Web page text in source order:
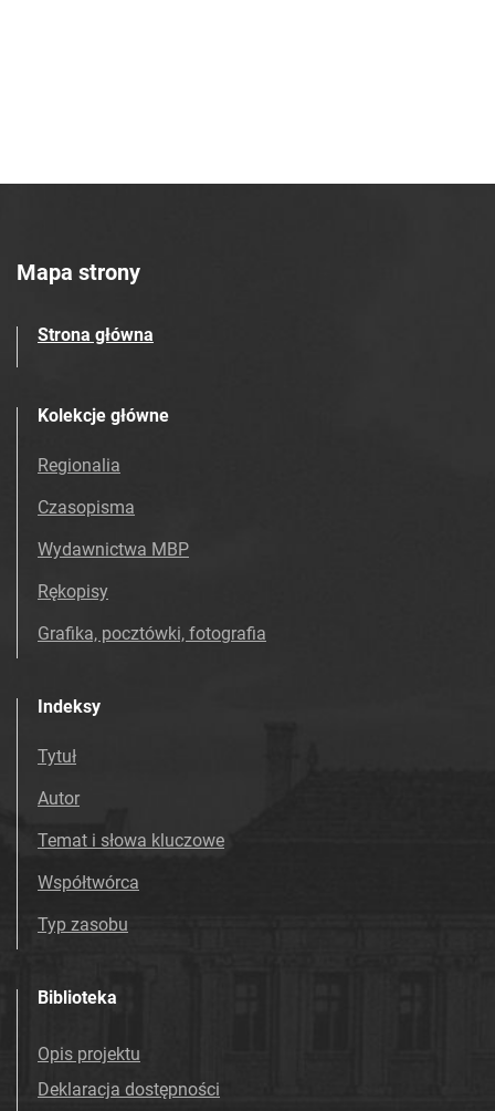
Mapa strony
Strona główna
Kolekcje główne
Regionalia
Czasopisma
Wydawnictwa MBP
Rękopisy
Grafika, pocztówki, fotografia
Indeksy
Tytuł
Autor
Temat i słowa kluczowe
Współtwórca
Typ zasobu
Biblioteka
Opis projektu
Deklaracja dostępności